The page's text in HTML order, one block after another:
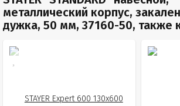
металлический корпус,
дужка, 50 мм, 37160-50, также